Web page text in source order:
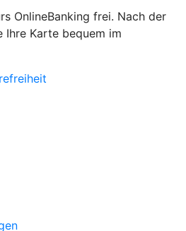
OnlineBanking frei. Nach der
Ihre Karte bequem im